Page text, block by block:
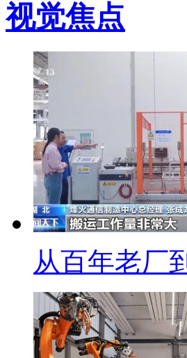
视觉焦点
从百年老厂